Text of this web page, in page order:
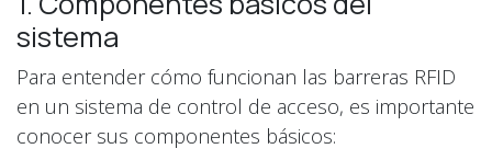
sistema
Para entender cómo funcionan las barreras RFID
en un sistema de control de acceso, es importante
conocer sus componentes básicos: